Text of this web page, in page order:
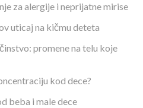
za alergije i neprijatne mirise
uticaj na kičmu deteta
promene na telu koje
kod dece?
beba i male dece